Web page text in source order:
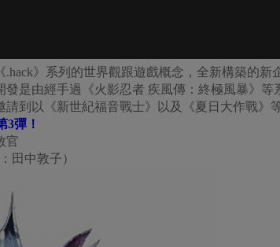
.hack》系列的世界觀跟遊戲概念，全新構築的新
發是由經手過《火影忍者 疾風傳：終極風暴》等
請到以《新世紀福音戰士》以及《夏日大作戰》
3彈！
官
田中敦子）